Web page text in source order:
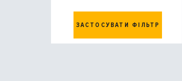
ЗАСТОСУВАТИ ФІЛЬТР